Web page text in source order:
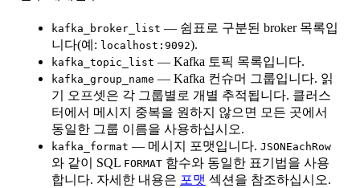
kafka_broker_list — 쉼표로 구분된 broker 목록입
니다(예: localhost:9092).
kafka_topic_list — Kafka 토픽 목록입니다.
kafka_group_name — Kafka 컨슈머 그룹입니다. 읽
기 오프셋은 각 그룹별로 개별 추적됩니다. 클러스
터에서 메시지 중복을 원하지 않으면 모든 곳에서
동일한 그룹 이름을 사용하십시오.
kafka_format — 메시지 포맷입니다. JSONEachRow
와 같이 SQL FORMAT 함수와 동일한 표기법을 사용
합니다. 자세한 내용은 포맷 섹션을 참조하십시오.